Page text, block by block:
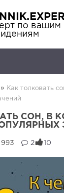
по вашим
Как толковать
СОН, В
993 2 10